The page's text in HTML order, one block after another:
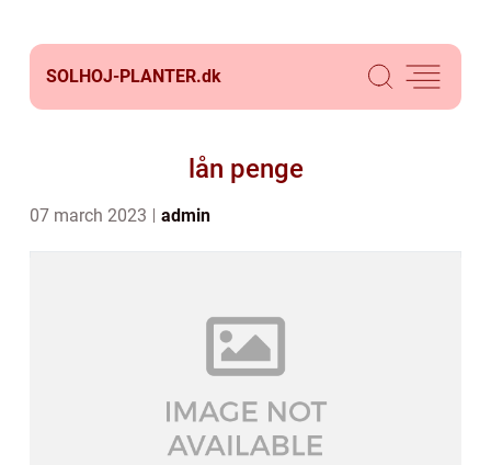
SOLHOJ-PLANTER.dk
lån penge
07 march 2023 admin